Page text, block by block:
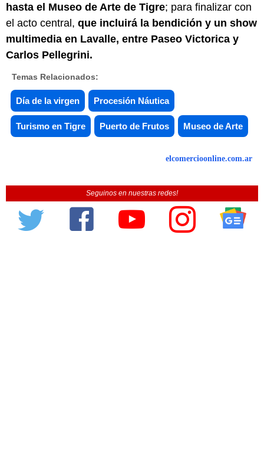
hasta el Museo de Arte de Tigre; para finalizar con
el acto central, que incluirá la bendición y un show
multimedia en Lavalle, entre Paseo Victorica y
Carlos Pellegrini.
Temas Relacionados:
Día de la virgen Procesión Náutica
Turismo en Tigre Puerto de Frutos Museo de Arte
elcomercioonline.com.ar
Seguinos en nuestras redes!